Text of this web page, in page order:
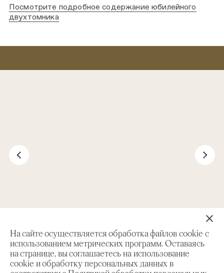
На сайте осуществляется обработка файлов cookie с
использованием метрических программ. Оставаясь
на странице, вы соглашаетесь на использование
cookie и обработку персональных данных в
Посмотрите подробное содержание юбилейного
двухтомника
том 2 — 208 стр. ISBN: 978-5-91353-067-7. 4500 руб.